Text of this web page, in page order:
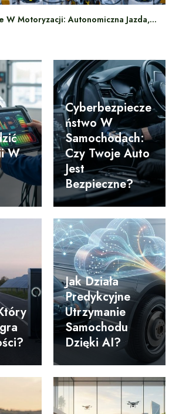
W Motoryzacji: Autonomiczna Jazda,…
W
Cyberbezpiecze
Ństwo W
Samochodach:
Czy Twoje Auto
Jest
Bezpieczne?
Jak Działa
Predykcyjne
Utrzymanie
Samochodu
Dzięki AI?